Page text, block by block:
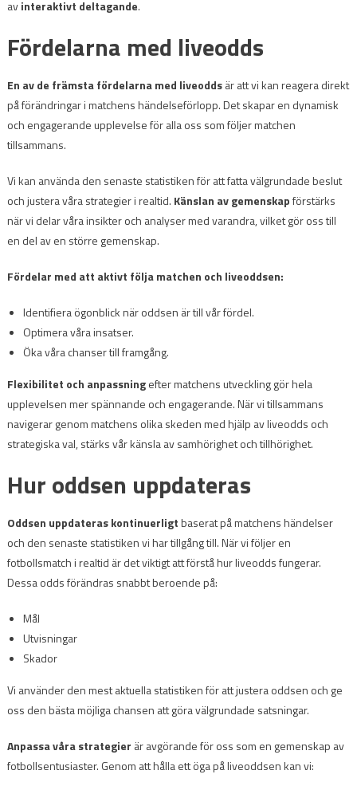
avinteraktivt deltagande.
Fördelarna med liveodds
En av de främsta fördelarna med liveoddsär att vi kan reagera direkt
på förändringar i matchens händelseförlopp. Det skapar en dynamisk
och engagerande upplevelse för alla oss som följer matchen
tillsammans.
Vi kan använda den senaste statistiken för att fatta välgrundade beslut
och justera våra strategier i realtid. Känslan av gemenskapförstärks
när vi delar våra insikter och analyser med varandra, vilket gör oss till
en del av en större gemenskap.
Fördelar med att aktivt följa matchen och liveoddsen:
Identifiera ögonblick när oddsen är till vår fördel.
Optimera våra insatser.
Öka våra chanser till framgång.
Flexibilitet och anpassningefter matchens utveckling gör hela
upplevelsen mer spännande och engagerande. När vi tillsammans
navigerar genom matchens olika skeden med hjälp av liveodds och
strategiska val, stärks vår känsla av samhörighet och tillhörighet.
Hur oddsen uppdateras
Oddsen uppdateras kontinuerligtbaserat på matchens händelser
och den senaste statistiken vi har tillgång till. När vi följer en
fotbollsmatch i realtid är det viktigt att förstå hur liveodds fungerar.
Dessa odds förändras snabbt beroende på:
Mål
Utvisningar
Skador
Vi använder den mest aktuella statistiken för att justera oddsen och ge
oss den bästa möjliga chansen att göra välgrundade satsningar.
Anpassa våra strategier är avgörande för oss som en gemenskap av
fotbollsentusiaster. Genom att hålla ett öga på liveoddsen kan vi: